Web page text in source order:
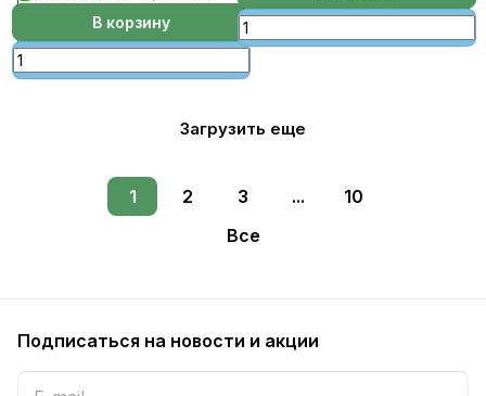
В корзину
Загрузить еще
1 2 3 ...
10
Все
Подписаться на новости и акции